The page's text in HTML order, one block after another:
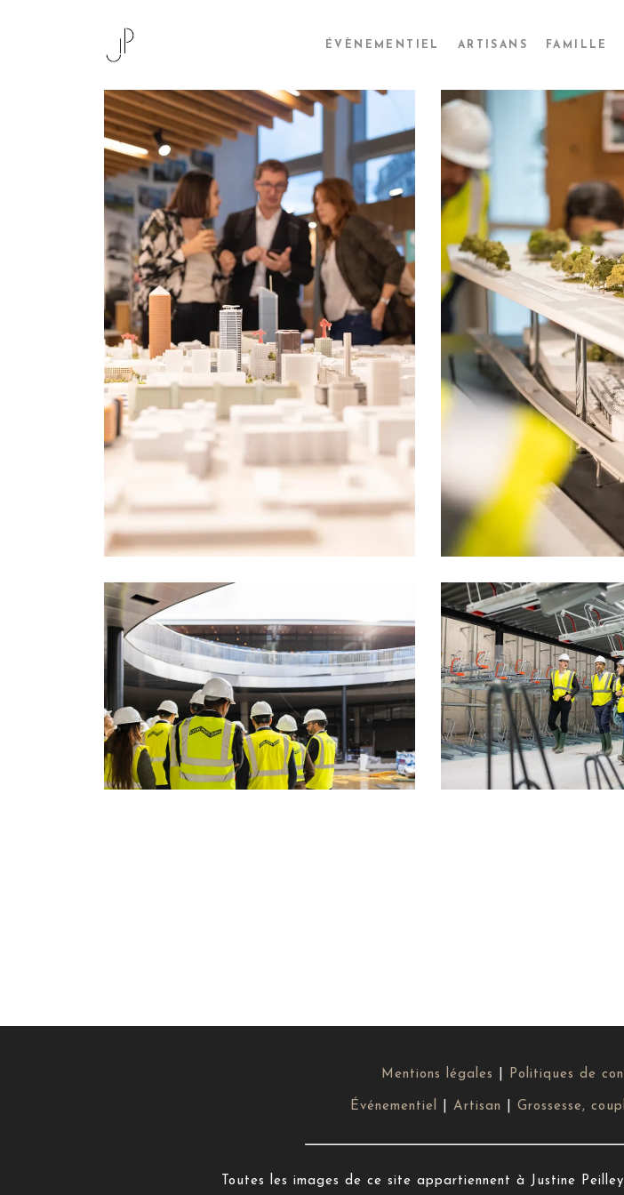
ÉVÈNEMENTIEL ARTISANS FAMILLE
Mentions légales Politiques de
Événementiel Artisan Grossesse,
Toutes les images de ce site appartiennent à Justine